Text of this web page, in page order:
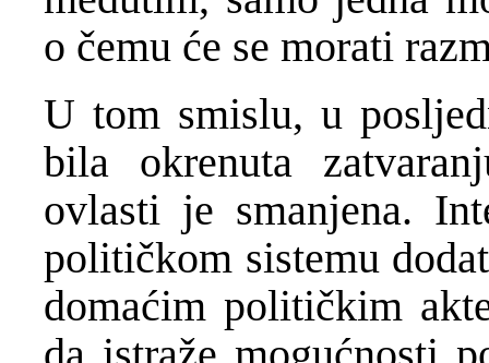
o čemu će se morati
U tom smislu, u
bila okrenuta
ovlasti je smanjena.
političkom sistemu
domaćim političkim